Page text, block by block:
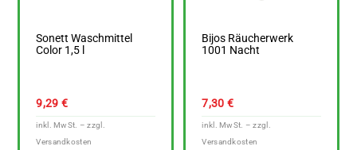
Sonett Waschmittel
Color 1,5 l
9,29 €
Bijos Räucherwerk
1001 Nacht
7,30 €